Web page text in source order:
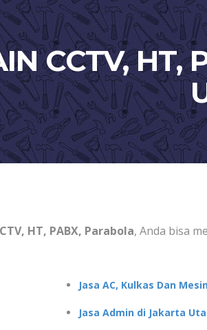
CCTV, HT,
HT, PABX, Parabola, Anda bisa
Jasa AC, Kulkas Dan
Jasa Admin di Jakarta